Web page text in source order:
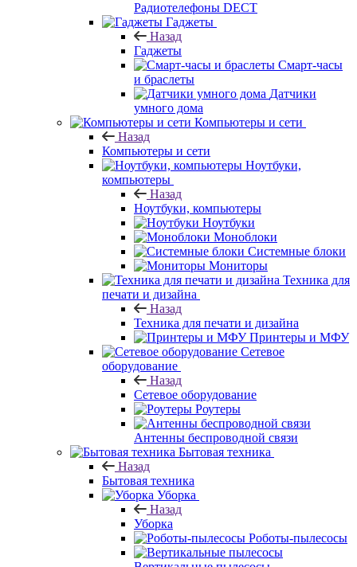
Радиотелефоны DECT
Гаджеты
Назад
Гаджеты
Смарт-часы
и браслеты
Датчики
умного дома
Компьютеры и сети
Назад
Компьютеры и сети
Ноутбуки,
компьютеры
Назад
Ноутбуки, компьютеры
Ноутбуки
Моноблоки
Системные блоки
Мониторы
Техника для
печати и дизайна
Назад
Техника для печати и дизайна
Принтеры и МФУ
Сетевое
оборудование
Назад
Сетевое оборудование
Роутеры
Антенны беспроводной связи
Бытовая техника
Назад
Бытовая техника
Уборка
Назад
Уборка
Роботы-пылесосы